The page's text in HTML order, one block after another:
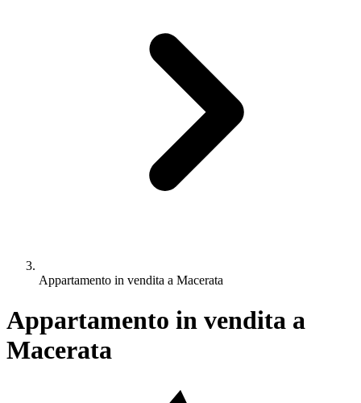
Appartamento in vendita a Macerata
Appartamento in vendita a
Macerata